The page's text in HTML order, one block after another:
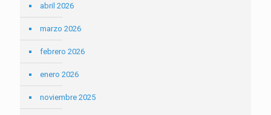
abril 2026
marzo 2026
febrero 2026
enero 2026
noviembre 2025